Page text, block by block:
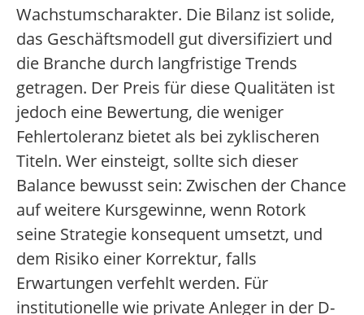
Wachstumscharakter. Die Bilanz ist solide,
das Geschäftsmodell gut diversifiziert und
die Branche durch langfristige Trends
getragen. Der Preis für diese Qualitäten ist
jedoch eine Bewertung, die weniger
Fehlertoleranz bietet als bei zyklischeren
Titeln. Wer einsteigt, sollte sich dieser
Balance bewusst sein: Zwischen der Chance
auf weitere Kursgewinne, wenn Rotork
seine Strategie konsequent umsetzt, und
dem Risiko einer Korrektur, falls
Erwartungen verfehlt werden. Für
institutionelle wie private Anleger in der D-